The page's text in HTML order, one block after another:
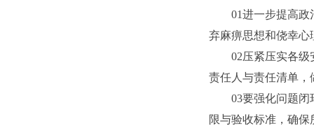
01进一步提高
弃麻痹思想和侥幸心
02压紧压实各
责任人与责任清单，
03要强化问题
限与验收标准，确